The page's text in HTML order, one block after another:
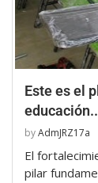
Este es el
byAdmJRZ17a
El
pilar